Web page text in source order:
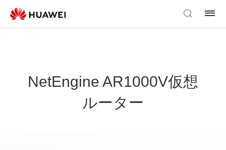
NetEngine AR1000V仮想
ルーター